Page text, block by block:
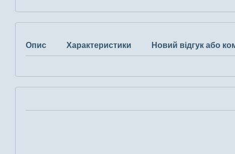
Опис Характеристики Новий відгук або